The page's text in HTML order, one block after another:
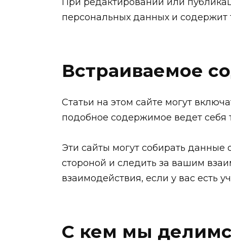
персональных данных и содержит
Встраиваемое
Статьи на этом сайте могут
подобное содержимое ведет себя
Эти сайты могут собирать данные
стороной и следить за вашим
взаимодействия, если у вас есть
С кем мы